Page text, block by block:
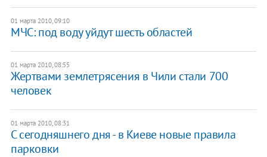
01 марта 2010, 09:10
МЧС: под воду уйдут шесть областей
01 марта 2010, 08:55
Жертвами землетрясения в Чили стали 700
человек
01 марта 2010, 08:31
С сегодняшнего дня - в Киеве новые правила
парковки